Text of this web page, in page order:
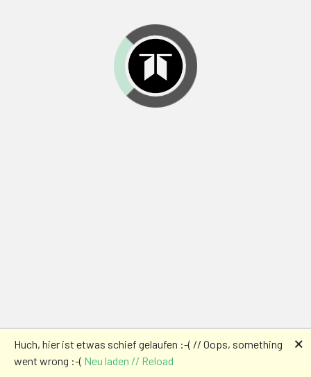
Huch, hier ist etwas schief gelaufen :-( // Oops, something
went wrong :-( Neu laden // Reload
🗙